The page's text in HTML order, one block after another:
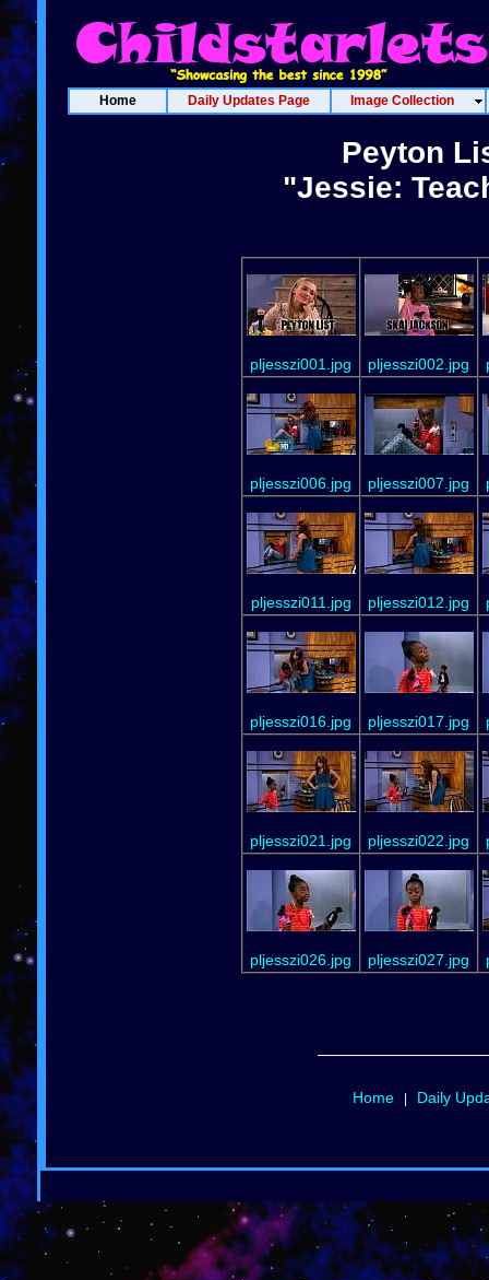
Home Daily Updates Page Image Collection
Peyton
"Jessie:
pljesszi001.jpg pljesszi002.jpg
pljesszi006.jpg pljesszi007.jpg
pljesszi011.jpg pljesszi012.jpg
pljesszi016.jpg pljesszi017.jpg
pljesszi021.jpg pljesszi022.jpg
pljesszi026.jpg pljesszi027.jpg
Home Daily